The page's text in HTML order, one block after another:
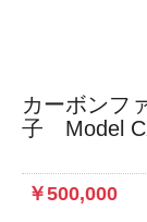
カーボンフ
子 Model
￥500,000